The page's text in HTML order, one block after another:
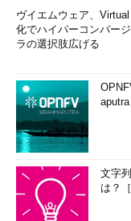
確認できるので、こ
題ありません。
で、取得できる情報量
まとめ
ここまでは、データ
でおさらいしておき
ヴイエムウェア、
化でハイパーコンバー
ラの選択肢広げる
文字
は？